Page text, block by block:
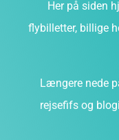
Her på siden
flybilletter, billige
Længere nede
rejsefifs og